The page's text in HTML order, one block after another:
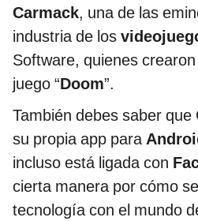
Carmack, una de las
industria de los
Software, quienes
juego “Doom”.
También debes saber
su propia app para
incluso está ligada con
cierta manera por cómo
tecnología con el mundo